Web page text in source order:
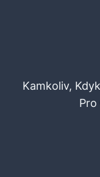
Kamkoliv,
Pro